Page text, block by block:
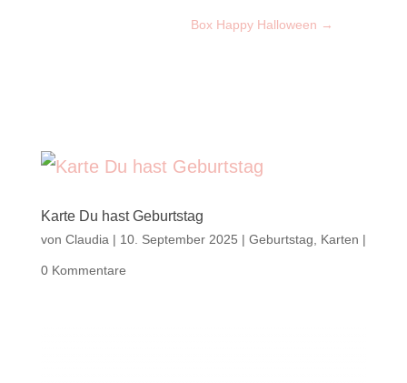
Box Happy Halloween →
Karte Du hast Geburtstag
von Claudia | 10. September 2025 | Geburtstag Karten |
0 Kommentare